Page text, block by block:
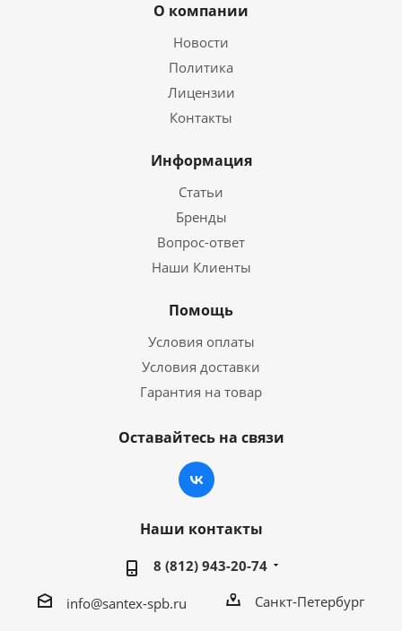
О компании
Новости
Политика
Лицензии
Контакты
Информация
Статьи
Бренды
Вопрос-ответ
Наши Клиенты
Помощь
Условия оплаты
Условия доставки
Гарантия на товар
Оставайтесь на связи
Наши контакты
8 (812) 943-20-74
info@santex-spb.ru Санкт-Петербург